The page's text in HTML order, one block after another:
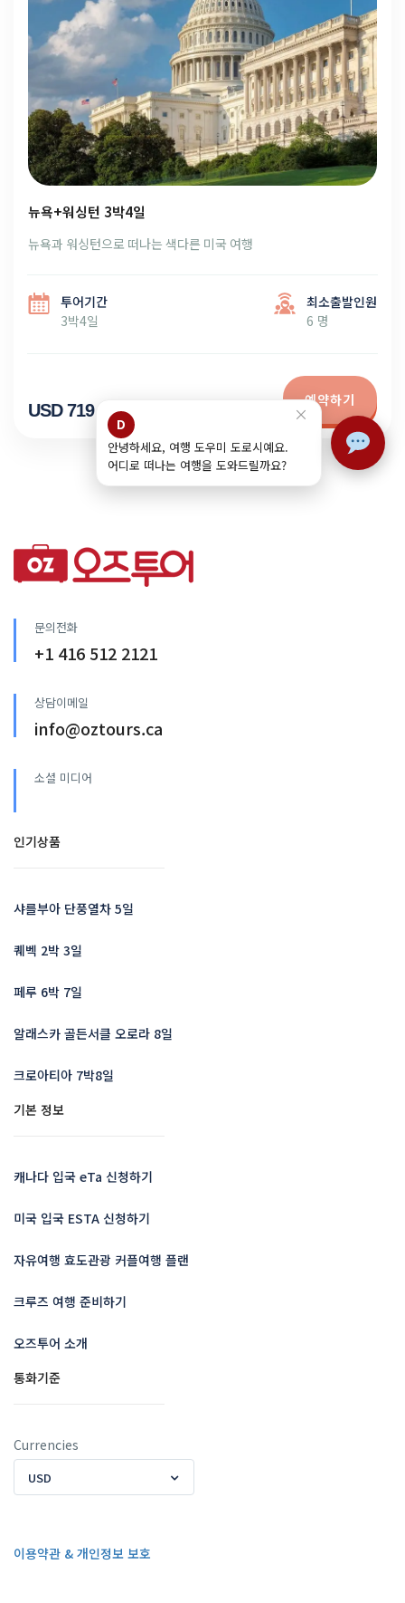
뉴욕+워싱턴 3박4일
뉴욕과 워싱턴으로 떠나는 색다른 미국 여행
USD 719
예약하기
투어기간
3박4일
최소출발인원
6 명
문의전화
+1 416 512 2121
상담이메일
info@oztours.ca
소셜 미디어
인기상품
샤를부아 단풍열차 5일
퀘벡 2박 3일
페루 6박 7일
알래스카 골든서클 오로라 8일
크로아티아 7박8일
기본 정보
캐나다 입국 eTa 신청하기
미국 입국 ESTA 신청하기
자유여행 효도관광 커플여행 플랜
크루즈 여행 준비하기
오즈투어 소개
통화기준
Currencies
USD
이용약관 & 개인정보 보호
D
안녕하세요, 여행 도우미 도로시예요.
어디로 떠나는 여행을 도와드릴까요?
×